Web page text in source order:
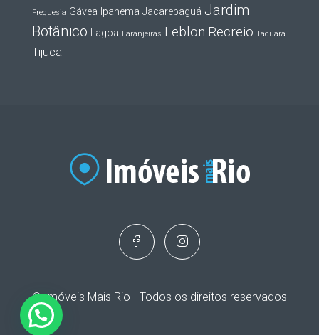
Freguesia Gávea Ipanema Jacarepaguá Jardim
Botânico Lagoa Laranjeiras Leblon Recreio Taquara
Tijuca
© Imóveis Mais Rio - Todos os direitos reservados